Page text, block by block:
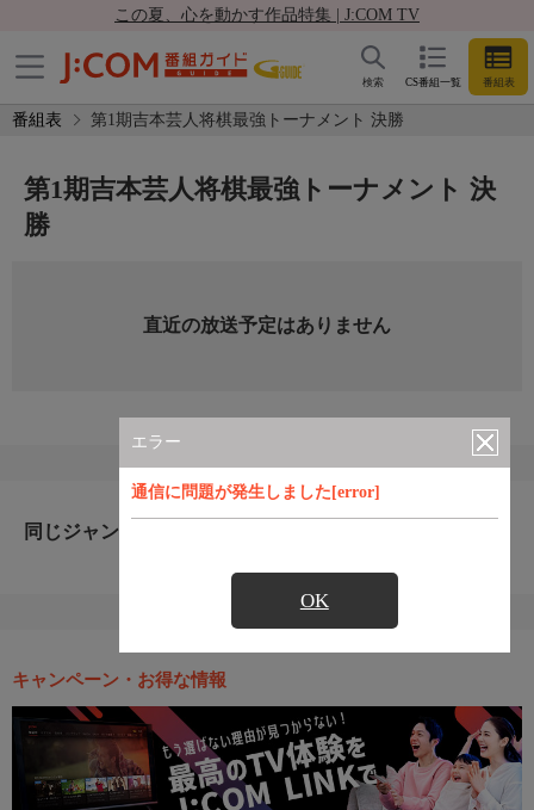
この夏、心を動かす作品特集 | J:COM TV
CS番組一覧 番組表
検索
番組表 第1期吉本芸人将棋最強トーナメント 決勝
エラー
通信に問題が発生しました[error]
OK
第1期吉本芸人将棋最強トーナメント 決
勝
直近の放送予定はありません
同じジャンルのおすすめ番組
キャンペーン・お得な情報